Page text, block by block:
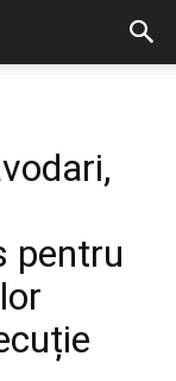
pentru